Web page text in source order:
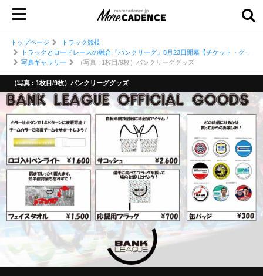
トップページ
トラック競技
トラックとロードレースの融合『バンクリーグ』8月23日開幕【チケット・グッズ
写真ギャラリー
（写真 : 1枚目/9枚）バンクリーググッズ
（写真 : 1枚目/9枚）バンクリーググッズ